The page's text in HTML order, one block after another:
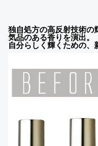
独自処方の高反射技術の
気品のある香りを演出。
自分らしく輝くための、